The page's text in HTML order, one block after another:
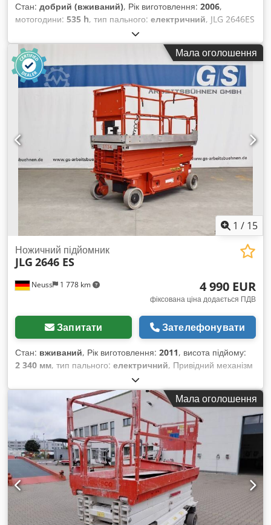
Стан: добрий (вживаний), Рік виготовлення: 2006,
мотогодини: 535 h, тип пального: електричний, JLG 2646ES
– ножичний підйомник / рухома платформа / ножичний
підйомник, робоча висота 10 м, електричний, 2006 рік
випуску. Відео можна надіслати через WhatsApp. Постійно
є в наявності, див. вебсайт. Ціни вказано з урахуванням
доставки до Нюланда. Credozpyvujpfx Ah Eef Van de Wert
Trading B.V. має широкий асортимент техніки, вантажівок,
причепів та навісного обладнання. Усі наші поставки
здійснюються за комерційними цінами в стані «як є» без
гарантій (див. наші загальні умови). Для огляду та/або
тестової поїздки ви можете без зобов’язань домовитися про
зустріч. Будь ласка, зателефонуйте заздалегідь, оскільки ми
не завжди знаходимося на місці. Van de Wert Trading B.V.
Bedrijfsstraat 3 5391 LR Nuland
Мала оголошення
1 / 15
Neuss 1 778 km
Ножичний підйомник
JLG 2646 ES
4 990 EUR
фіксована ціна додається ПДВ
Запитати Зателефонувати
Стан: вживаний, Рік виготовлення: 2011, висота підйому:
2 340 мм, тип пального: електричний, Привідний механізм
Привід: колісний Вага Власна вага: 2 710 кг
Функціональність Вантажопідйомність: 450 кг Робоча
висота: 990 см Розміри вантажного відсіку: 250 x 117 x 234
см Маркування CE: так Crsdpfxjv Ti E De Ah Eef Стан
Загальний стан: середній Технічний стан: середній
Оптичний стан: середній Додаткова інформація Умови
поставки: EXW (із заводу) Додаткова інформація
Звертайтеся до Christiana Theißen для отримання
додаткової інформації. Виробник: JLG Модель: 2646ES Рік
випуску: 2011 Тип продукту: Вживаний Дані: Макс. робоча
висота: 9,90 м Макс. висота платформи: 7,90 м
Вантажопідйомність: 450 кг Вантажопідйомність на
Мала оголошення